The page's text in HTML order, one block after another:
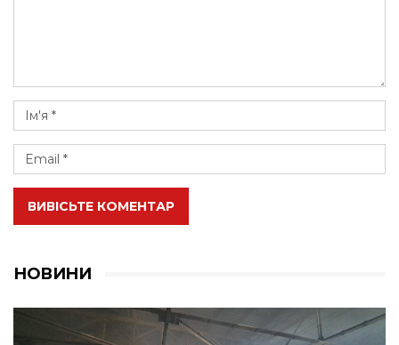
ВИВІСЬТЕ КОМЕНТАР
НОВИНИ